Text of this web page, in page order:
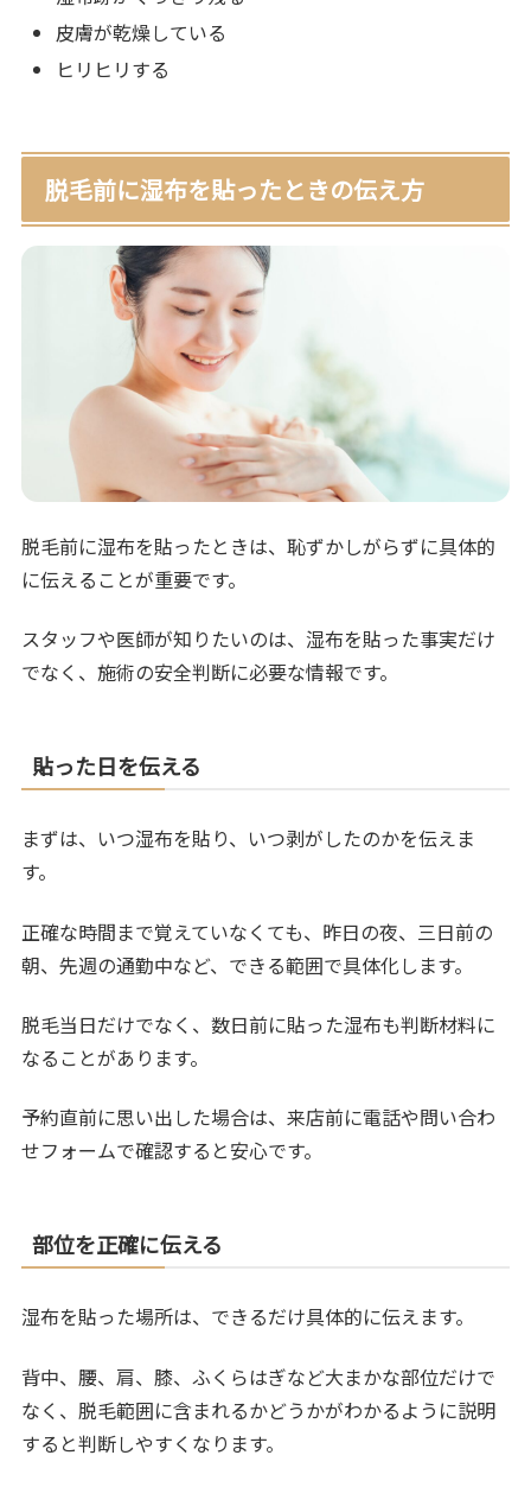
皮膚が乾燥している
ヒリヒリする
脱毛前に湿布を貼ったときの伝え方
脱毛前に湿布を貼ったときは、恥ずかしがらずに具体的
に伝えることが重要です。
スタッフや医師が知りたいのは、湿布を貼った事実だけ
でなく、施術の安全判断に必要な情報です。
貼った日を伝える
まずは、いつ湿布を貼り、いつ剥がしたのかを伝えま
す。
正確な時間まで覚えていなくても、昨日の夜、三日前の
朝、先週の通勤中など、できる範囲で具体化します。
脱毛当日だけでなく、数日前に貼った湿布も判断材料に
なることがあります。
予約直前に思い出した場合は、来店前に電話や問い合わ
せフォームで確認すると安心です。
部位を正確に伝える
湿布を貼った場所は、できるだけ具体的に伝えます。
背中、腰、肩、膝、ふくらはぎなど大まかな部位だけで
なく、脱毛範囲に含まれるかどうかがわかるように説明
すると判断しやすくなります。